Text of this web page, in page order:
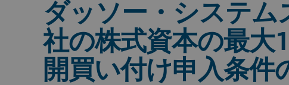
ダッソー・システム
社の株式資本の最大
開買い付け申入条件